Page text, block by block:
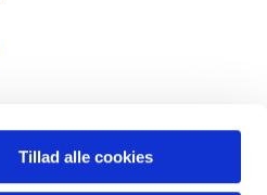
Tillad alle cookies